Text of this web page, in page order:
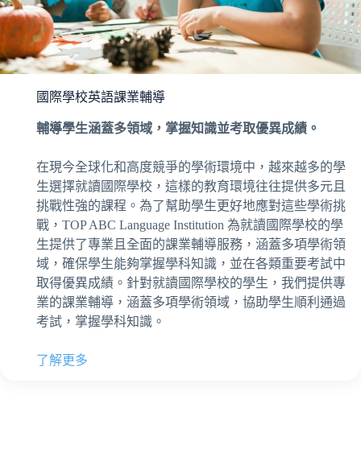
國際學校英語課業輔導
輔導學生涵蓋多領域，掌握知識並考取優異成績。
在現今全球化和高度競爭的學術環境中，越來越多的學
生選擇就讀國際學校，這樣的教育環境往往提供多元且
挑戰性強的課程。為了幫助學生更好地應對這些學術挑
戰，TOP ABC Language Institution 為就讀國際學校的學
生提供了專業且全面的課業輔導服務，涵蓋多項學術領
域，確保學生能夠掌握學科知識，並在各類重要考試中
取得優異成績。針對就讀國際學校的學生，我們提供專
業的課業輔導，涵蓋多項學術領域，協助學生順利通過
考試，掌握學科知識。
了解更多